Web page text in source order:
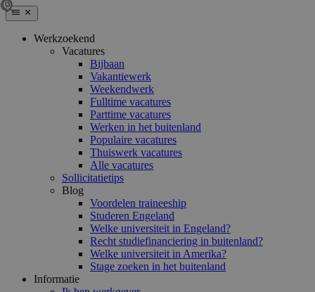
Werkzoekend
Vacatures
Bijbaan
Vakantiewerk
Weekendwerk
Fulltime vacatures
Parttime vacatures
Werken in het buitenland
Populaire vacatures
Thuiswerk vacatures
Alle vacatures
Sollicitatietips
Blog
Voordelen traineeship
Studeren Engeland
Welke universiteit in Engeland?
Recht studiefinanciering in buitenland?
Welke universiteit in Amerika?
Stage zoeken in het buitenland
Informatie